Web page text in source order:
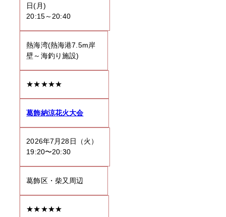
日(月)
20:15～20:40
熱海湾(熱海港7.5m岸
壁～海釣り施設)
★★★★★
葛飾納涼花火大会
2026年7月28日（火）
19:20〜20:30
葛飾区・柴又周辺
★★★★★